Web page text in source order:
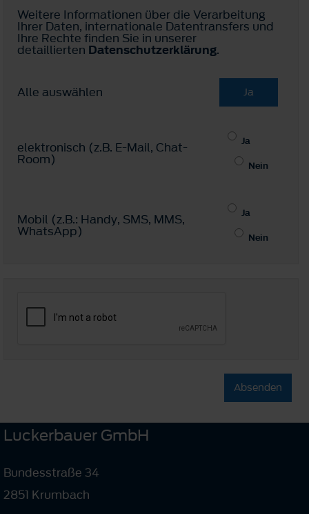
Weitere Informationen über die Verarbeitung
Ihrer Daten, internationale Datentransfers und
Ihre Rechte finden Sie in unserer
detaillierten Datenschutzerklärung.
Alle auswählen Ja
elektronisch (z.B. E-Mail, Chat-
Room)
Ja
Nein
Mobil (z.B.: Handy, SMS, MMS,
WhatsApp)
Ja
Nein
Absenden
Luckerbauer GmbH
Bundesstraße 34
2851 Krumbach